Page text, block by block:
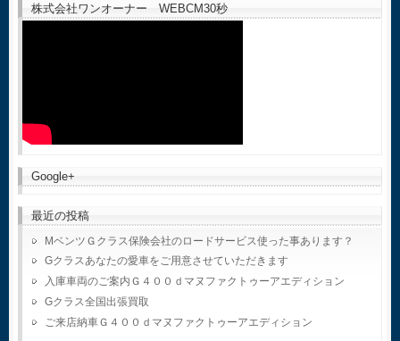
株式会社ワンオーナー WEBCM30秒
Google+
最近の投稿
MベンツＧクラス保険会社のロードサービス使った事あります？
Gクラスあなたの愛車をご用意させていただきます
入庫車両のご案内Ｇ４００ｄマヌファクトゥーアエディション
Gクラス全国出張買取
ご来店納車Ｇ４００ｄマヌファクトゥーアエディション